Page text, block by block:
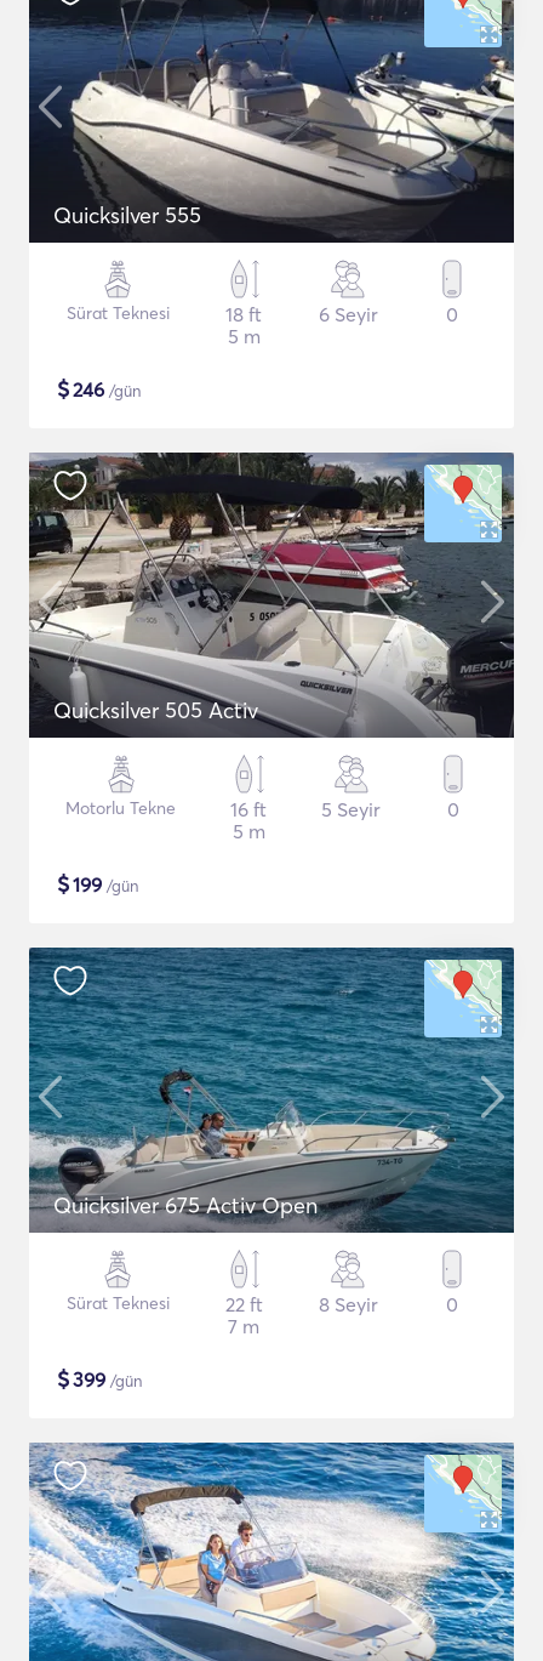
Quicksilver 555
Sürat Teknesi
18 ft
5 m
6 Seyir 0
$246 /gün
Quicksilver 505 Activ
Motorlu Tekne
16 ft
5 m
5 Seyir 0
$199 /gün
Quicksilver 675 Activ Open
Sürat Teknesi
22 ft
7 m
8 Seyir 0
$399 /gün